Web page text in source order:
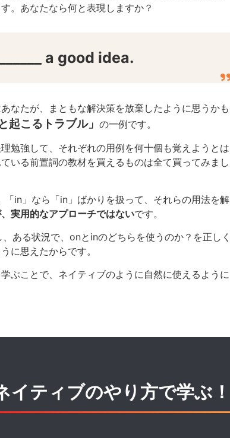
。あなたなら何と表現しますか？
a good idea.
なたが、まともな解決策を放棄したように思うかも
起こるトラブル」 の一例です。
勉強して、それぞれの用例を何十個も覚えようとは
いる前置詞の教材を買えるものは全て買ってみまし
in」なら「in」ばかりを扱って、それらの用法を解
実用的なアプローチではないです。
ある状況で、onとinのどちらを使うのか？を正しく
に思えたからです。
ぶことで、ネイティブのように自然に使えるように
イティブのやり方で学ぶ！